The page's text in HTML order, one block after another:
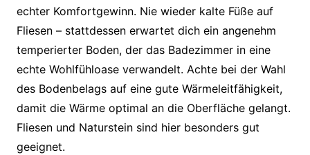
echter Komfortgewinn. Nie wieder kalte Füße auf
Fliesen – stattdessen erwartet dich ein angenehm
temperierter Boden, der das Badezimmer in eine
echte Wohlfühloase verwandelt. Achte bei der Wahl
des Bodenbelags auf eine gute Wärmeleitfähigkeit,
damit die Wärme optimal an die Oberfläche gelangt.
Fliesen und Naturstein sind hier besonders gut
geeignet.